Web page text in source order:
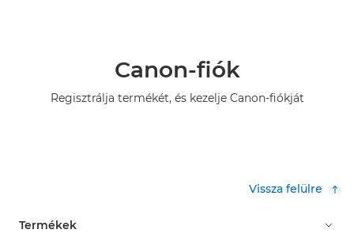
Canon-fiók
Regisztrálja termékét, és kezelje Canon-fiókját
Vissza felülre
Termékek